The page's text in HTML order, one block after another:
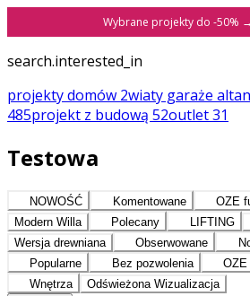
Wybrane projekty do -50% →
search.interested_in
projekty domów 2wiaty garaże
485projekt z budową 52outlet31
Testowa
NOWOŚĆ Komentowane OZE
Modern Willa
Polecany LIFTING
Wersja drewniana
Obserwowane
Popularne
Bez pozwolenia OZE
Wnętrza
Odświeżona Wizualizacja